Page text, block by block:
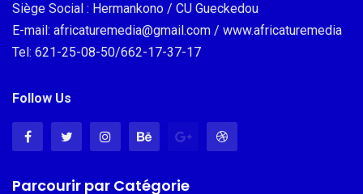
Siège Social : Hermankono / CU Gueckedou
E-mail: africaturemedia@gmail.com / www.africaturemedia
Tel: 621-25-08-50/662-17-37-17
Follow Us
Parcourir par Catégorie